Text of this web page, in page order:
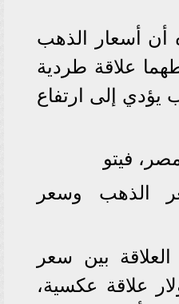
أن أسعار الذهب
علاقة طردية
يؤدي إلى ارتفاع
فيتو
الذهب وسعر
بين سعر
علاقة عكسية،